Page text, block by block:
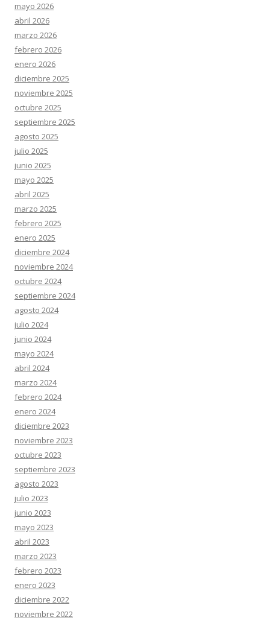
mayo 2026
abril 2026
marzo 2026
febrero 2026
enero 2026
diciembre 2025
noviembre 2025
octubre 2025
septiembre 2025
agosto 2025
julio 2025
junio 2025
mayo 2025
abril 2025
marzo 2025
febrero 2025
enero 2025
diciembre 2024
noviembre 2024
octubre 2024
septiembre 2024
agosto 2024
julio 2024
junio 2024
mayo 2024
abril 2024
marzo 2024
febrero 2024
enero 2024
diciembre 2023
noviembre 2023
octubre 2023
septiembre 2023
agosto 2023
julio 2023
junio 2023
mayo 2023
abril 2023
marzo 2023
febrero 2023
enero 2023
diciembre 2022
noviembre 2022